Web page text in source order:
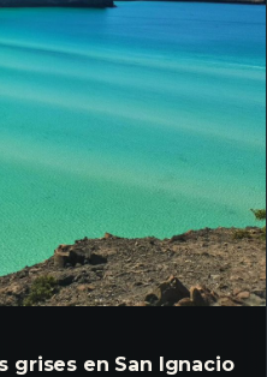
grises en San Ignacio